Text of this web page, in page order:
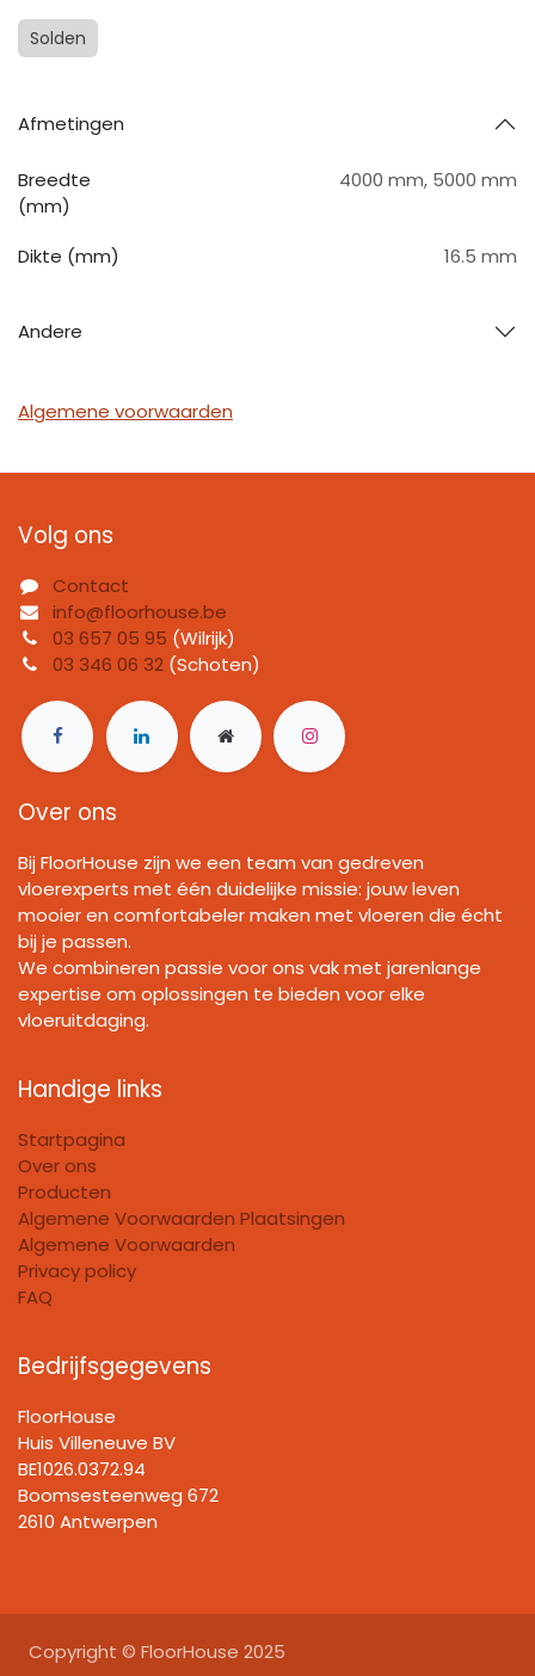
Solden
Afmetingen
Breedte
(mm)
4000 mm, 5000 mm
Dikte (mm) 16.5 mm
Andere
Algemene voorwaarden
Volg ons
Contact
info@floorhouse.be
03 657 05 95 (Wilrijk)
03 346 06 32 (Schoten)
Over ons
Bij FloorHouse zijn we een team van gedreven
vloerexperts met één duidelijke missie: jouw leven
mooier en comfortabeler maken met vloeren die écht
bij je passen.
We combineren passie voor ons vak met jarenlange
expertise om oplossingen te bieden voor elke
vloeruitdaging.
Handige links
Startpagina
Over ons
Producten
Algemene Voorwaarden Plaatsingen
Algemene Voorwaarden
Privacy policy
FAQ
Bedrijfsgegevens
FloorHouse
Huis Villeneuve BV​
BE1026.0372.94
Boomsesteenweg 672
2610 Antwerpen
Copyright © FloorHouse 2025